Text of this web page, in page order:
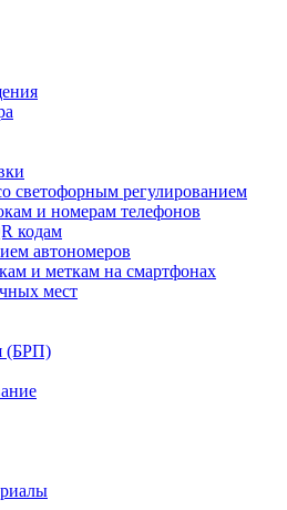
светофорным регулированием
и номерам телефонов
кодам
автономеров
и меткам на смартфонах
мест
(БРП)